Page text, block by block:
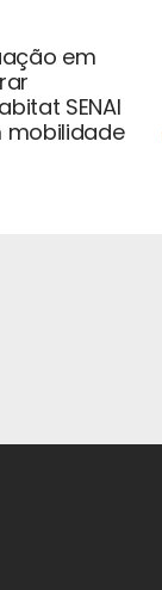
em
SENAI
mobilidade